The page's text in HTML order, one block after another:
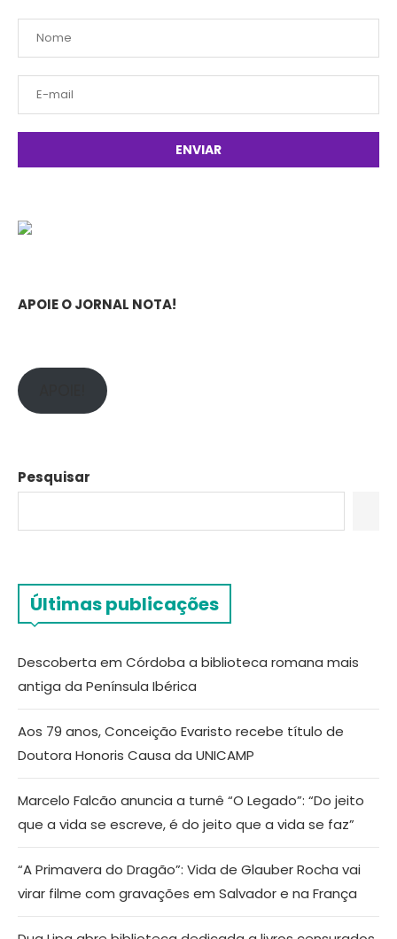
APOIE O JORNAL NOTA!
Pesquisar
Últimas publicações
Descoberta em Córdoba a biblioteca romana mais
antiga da Península Ibérica
Aos 79 anos, Conceição Evaristo recebe título de
Doutora Honoris Causa da UNICAMP
Marcelo Falcão anuncia a turnê “O Legado”: “Do jeito
que a vida se escreve, é do jeito que a vida se faz”
“A Primavera do Dragão”: Vida de Glauber Rocha vai
virar filme com gravações em Salvador e na França